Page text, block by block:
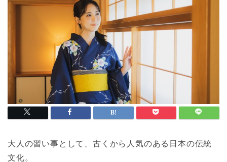
大人の習い事として、古くから人気のある日本の伝統
文化。